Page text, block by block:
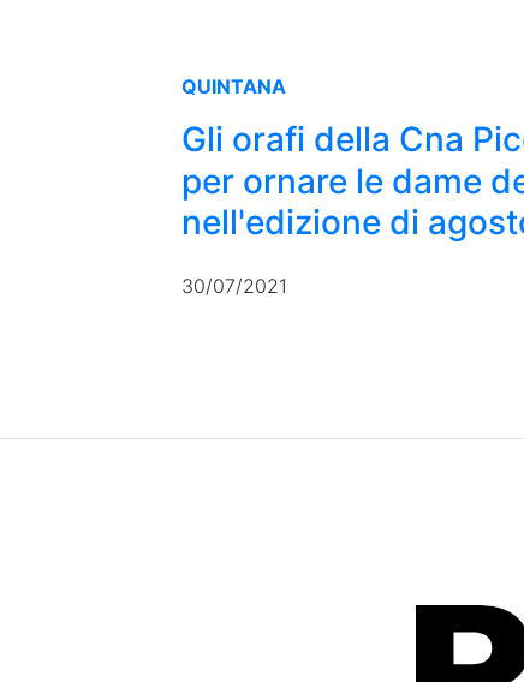
QUINTANA
Gli orafi della Cna
per ornare le dame
nell'edizione di
30/07/2021